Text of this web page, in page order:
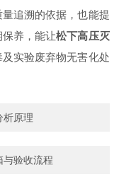
追溯的依据，也能提
养，能让松下高压灭
实验废弃物无害化处
析原理
与验收流程